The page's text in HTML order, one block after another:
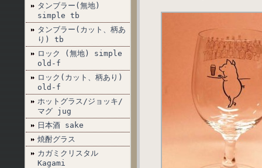
タンブラー(無地)
simple tb
タンブラー(カット、柄あ
り) tb
ロック (無地) simple
old-f
ロック(カット、柄あり)
old-f
ホットグラス/ジョッキ/
マグ jug
日本酒 sake
焼酎グラス
カガミクリスタル
Kagami